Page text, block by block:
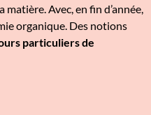
Avec, en fin d’année,
organique. Des notions
particuliers de